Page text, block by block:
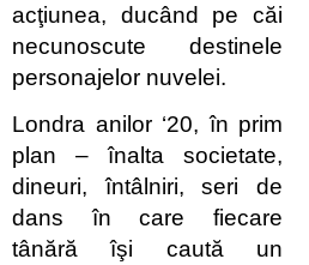
acţiunea, ducând pe căi
necunoscute destinele
personajelor nuvelei.
Londra anilor ‘20, în prim
plan – înalta societate,
dineuri, întâlniri, seri de
dans în care fiecare
tânără îşi caută un